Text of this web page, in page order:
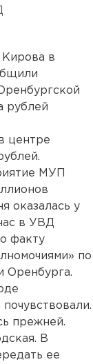
в
рублей
центре
МУП
оказалась у
в УВД
факту
по
Оренбурга.
прежней.
В
ее